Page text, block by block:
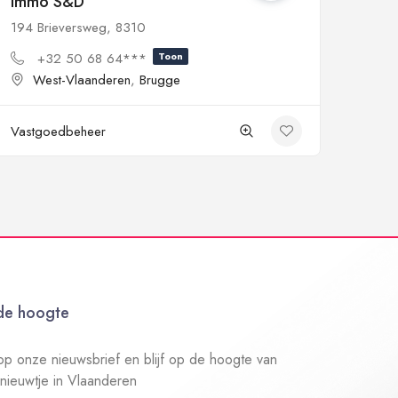
194 Brieversweg, 8310
+32 50 68 64***
Toon
West-Vlaanderen, Brugge
Vastgoedbeheer
hoogte
onze nieuwsbrief en blijf op de hoogte van
in Vlaanderen